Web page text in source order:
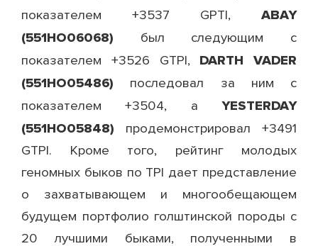
показателем +3537 GPTI, ABAY
(551HO06068) был следующим с
показателем +3526 GTPI, DARTH VADER
(551НО05486) последовал за ним с
показателем +3504, а YESTERDAY
(551НО05848) продемонстрировал +3491
GTPI. Кроме того, рейтинг молодых
геномных быков по TPI дает представление
о захватывающем и многообещающем
будущем портфолио голштинской породы с
20 лучшими быками, полученными в